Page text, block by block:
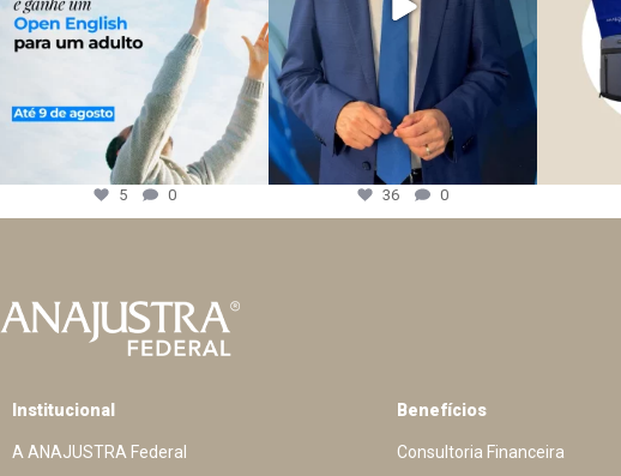
5 0 36 0
Institucional
A ANAJUSTRA Federal
Benefícios
Consultoria Financeira